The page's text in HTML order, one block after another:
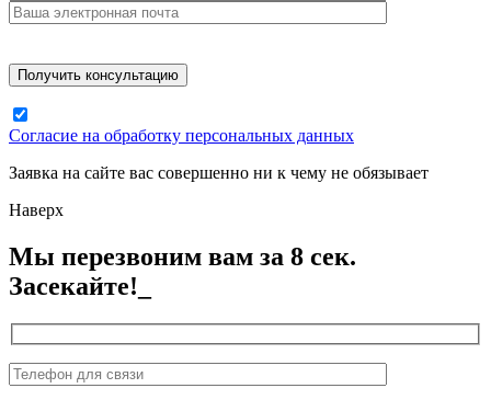
Согласие на обработку персональных данных
Заявка на сайте вас совершенно ни к чему не обязывает
Наверх
Мы перезвоним вам за 8 сек.
Засекайте!_